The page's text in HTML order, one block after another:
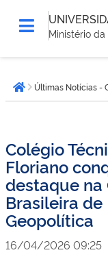
Ministério
está
aqui:Página inicial
Últimas Notícias -
Colégio
Floriano
destaque na
Brasileira de
Geopolítica
16/04/2026 09:25